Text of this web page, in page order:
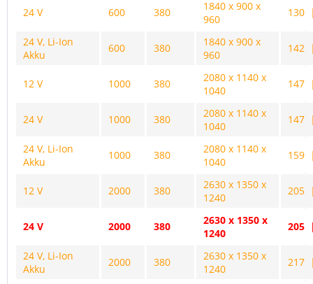
24 V 600 380
1840 x 900 x
960
130
24 V, Li-Ion
Akku
600 380
1840 x 900 x
960
142
12 V 1000 380
2080 x 1140 x
1040
147
24 V 1000 380
2080 x 1140 x
1040
147
24 V, Li-Ion
Akku
1000 380
2080 x 1140 x
1040
159
12 V 2000 380
2630 x 1350 x
1240
205
24 V 2000 380
2630 x 1350 x
1240
205
24 V, Li-Ion
Akku
2000 380
2630 x 1350 x
1240
217